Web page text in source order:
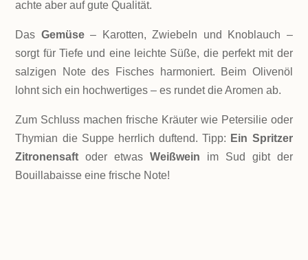
achte aber auf gute Qualität.
Das Gemüse– Karotten, Zwiebeln und Knoblauch –
sorgt für Tiefe und eine leichte Süße, die perfekt mit der
salzigen Note des Fisches harmoniert. Beim Olivenöl
lohnt sich ein hochwertiges – es rundet die Aromen ab.
Zum Schluss machen frische Kräuter wie Petersilie oder
Thymian die Suppe herrlich duftend. Tipp: Ein Spritzer
Zitronensaft oder etwasWeißwein im Sud gibt der
Bouillabaisse eine frische Note!